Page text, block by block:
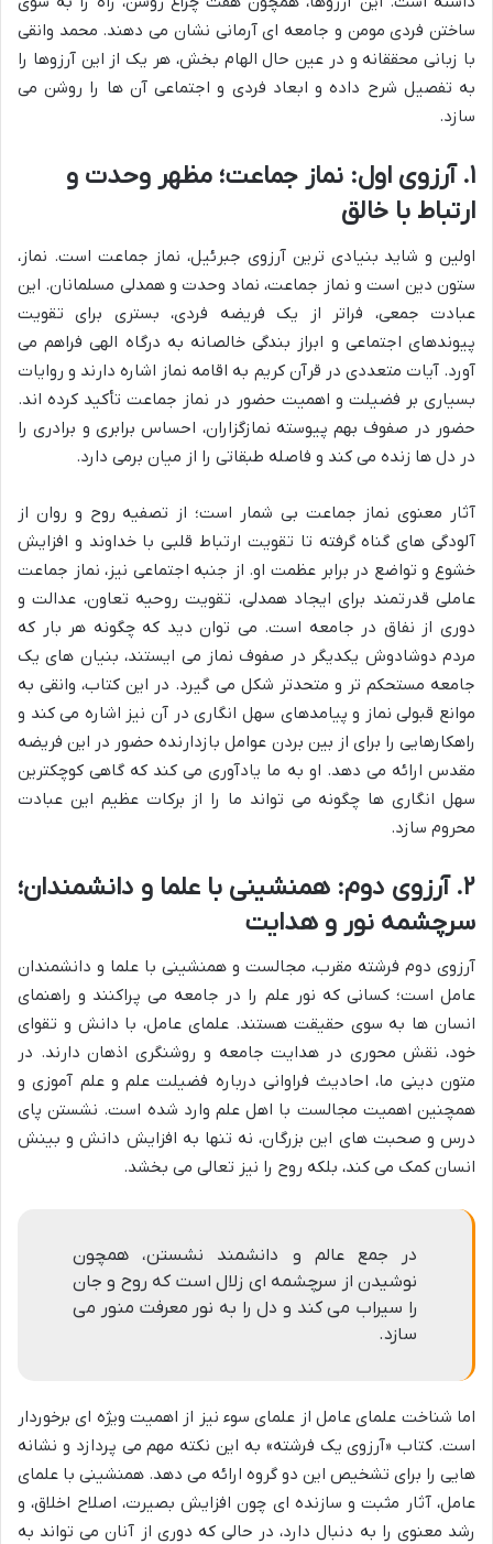
ساختن فردی مومن و جامعه ای آرمانی نشان می دهند. محمد وانقی
با زبانی محققانه و در عین حال الهام بخش، هر یک از این آرزوها را
به تفصیل شرح داده و ابعاد فردی و اجتماعی آن ها را روشن می
سازد.
۱. آرزوی اول: نماز جماعت؛ مظهر وحدت و
ارتباط با خالق
اولین و شاید بنیادی ترین آرزوی جبرئیل، نماز جماعت است. نماز،
ستون دین است و نماز جماعت، نماد وحدت و همدلی مسلمانان. این
عبادت جمعی، فراتر از یک فریضه فردی، بستری برای تقویت
پیوندهای اجتماعی و ابراز بندگی خالصانه به درگاه الهی فراهم می
آورد. آیات متعددی در قرآن کریم به اقامه نماز اشاره دارند و روایات
بسیاری بر فضیلت و اهمیت حضور در نماز جماعت تأکید کرده اند.
حضور در صفوف بهم پیوسته نمازگزاران، احساس برابری و برادری را
در دل ها زنده می کند و فاصله طبقاتی را از میان برمی دارد.
آثار معنوی نماز جماعت بی شمار است؛ از تصفیه روح و روان از
آلودگی های گناه گرفته تا تقویت ارتباط قلبی با خداوند و افزایش
خشوع و تواضع در برابر عظمت او. از جنبه اجتماعی نیز، نماز جماعت
عاملی قدرتمند برای ایجاد همدلی، تقویت روحیه تعاون، عدالت و
دوری از نفاق در جامعه است. می توان دید که چگونه هر بار که
مردم دوشادوش یکدیگر در صفوف نماز می ایستند، بنیان های یک
جامعه مستحکم تر و متحدتر شکل می گیرد. در این کتاب، وانقی به
موانع قبولی نماز و پیامدهای سهل انگاری در آن نیز اشاره می کند و
راهکارهایی را برای از بین بردن عوامل بازدارنده حضور در این فریضه
مقدس ارائه می دهد. او به ما یادآوری می کند که گاهی کوچکترین
سهل انگاری ها چگونه می تواند ما را از برکات عظیم این عبادت
محروم سازد.
۲. آرزوی دوم: همنشینی با علما و دانشمندان؛
سرچشمه نور و هدایت
آرزوی دوم فرشته مقرب، مجالست و همنشینی با علما و دانشمندان
عامل است؛ کسانی که نور علم را در جامعه می پراکنند و راهنمای
انسان ها به سوی حقیقت هستند. علمای عامل، با دانش و تقوای
خود، نقش محوری در هدایت جامعه و روشنگری اذهان دارند. در
متون دینی ما، احادیث فراوانی درباره فضیلت علم و علم آموزی و
همچنین اهمیت مجالست با اهل علم وارد شده است. نشستن پای
درس و صحبت های این بزرگان، نه تنها به افزایش دانش و بینش
انسان کمک می کند، بلکه روح را نیز تعالی می بخشد.
در جمع عالم و دانشمند نشستن، همچون
نوشیدن از سرچشمه ای زلال است که روح و جان
را سیراب می کند و دل را به نور معرفت منور می
سازد.
اما شناخت علمای عامل از علمای سوء نیز از اهمیت ویژه ای برخوردار
است. کتاب «آرزوی یک فرشته» به این نکته مهم می پردازد و نشانه
هایی را برای تشخیص این دو گروه ارائه می دهد. همنشینی با علمای
عامل، آثار مثبت و سازنده ای چون افزایش بصیرت، اصلاح اخلاق، و
رشد معنوی را به دنبال دارد، در حالی که دوری از آنان می تواند به